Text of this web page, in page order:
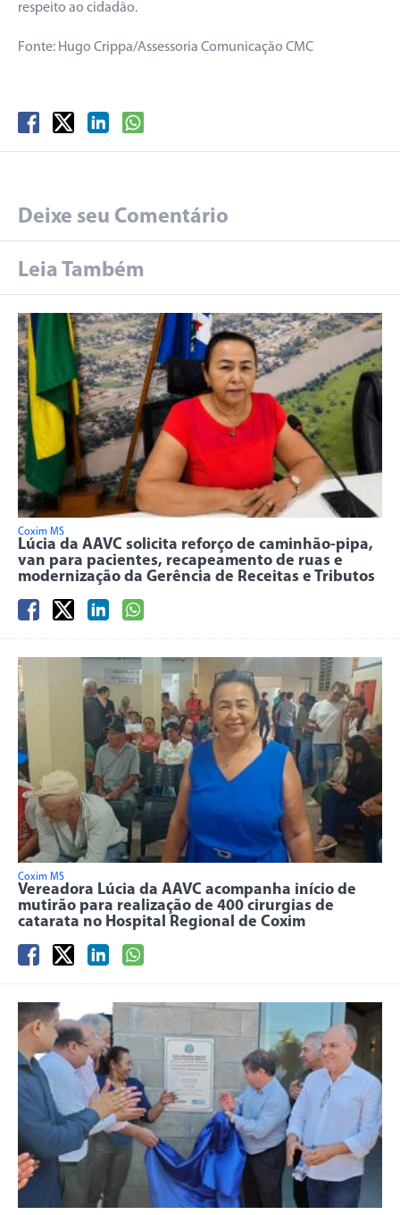
respeito ao cidadão.
Fonte: Hugo Crippa/Assessoria Comunicação CMC
Deixe seu Comentário
Leia Também
Coxim MS
Lúcia da AAVC solicita reforço de caminhão-pipa,
van para pacientes, recapeamento de ruas e
modernização da Gerência de Receitas e Tributos
Coxim MS
Vereadora Lúcia da AAVC acompanha início de
mutirão para realização de 400 cirurgias de
catarata no Hospital Regional de Coxim